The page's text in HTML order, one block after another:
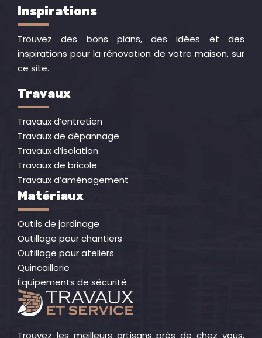
Inspirations
Trouvez des bons plans, des idées et des
inspirations pour la rénovation de votre maison, sur
ce site.
Travaux
Travaux d’entretien
Travaux de dépannage
Travaux d’isolation
Travaux de bricole
Travaux d’aménagement
Matériaux
Outils de jardinage
Outillage pour chantiers
Outillage pour ateliers
Quincaillerie
Équipements de sécurité
Trouvez les meilleurs artisans près de chez vous,